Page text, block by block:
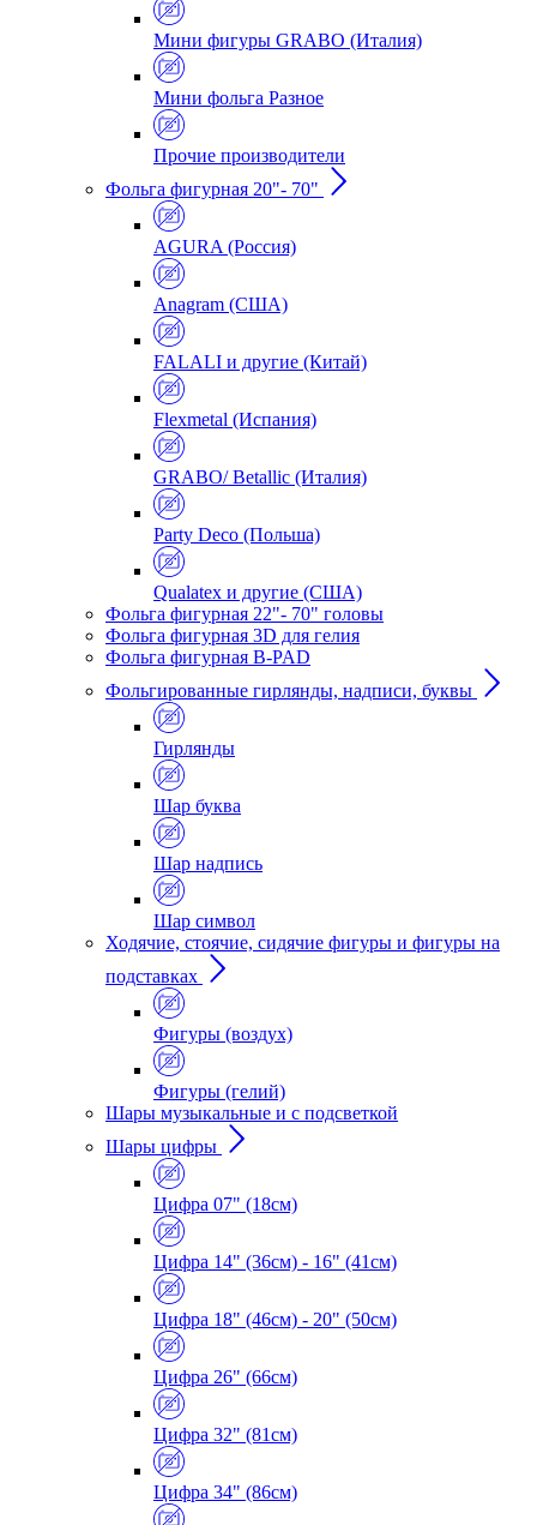
Мини фигуры GRABO (Италия)
Мини фольга Разное
Прочие производители
Фольга фигурная 20"- 70"
AGURA (Россия)
Anagram (США)
FALALI и другие (Китай)
Flexmetal (Испания)
GRABO/ Betallic (Италия)
Party Deco (Польша)
Qualatex и другие (США)
Фольга фигурная 22"- 70" головы
Фольга фигурная 3D для гелия
Фольга фигурная B-PAD
Фольгированные гирлянды, надписи, буквы
Гирлянды
Шар буква
Шар надпись
Шар символ
Ходячие, стоячие, сидячие фигуры и фигуры на
подставках
Фигуры (воздух)
Фигуры (гелий)
Шары музыкальные и с подсветкой
Шары цифры
Цифра 07" (18см)
Цифра 14" (36см) - 16" (41см)
Цифра 18" (46см) - 20" (50см)
Цифра 26" (66см)
Цифра 32" (81см)
Цифра 34" (86см)